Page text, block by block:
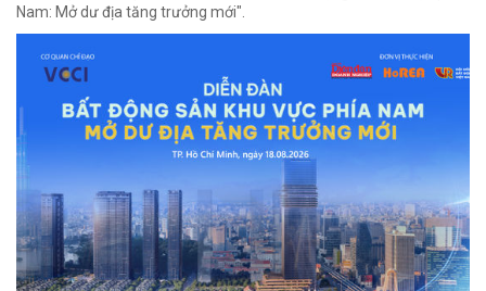
Nam: Mở dư địa tăng trưởng mới".